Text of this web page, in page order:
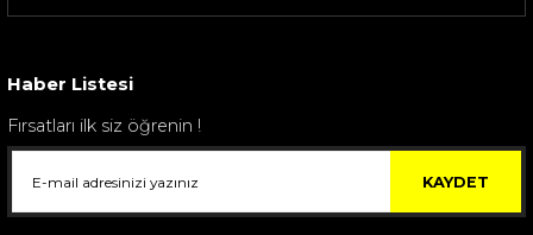
Haber Listesi
Fırsatları ilk siz öğrenin !
KAYDET